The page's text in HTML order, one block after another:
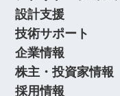
設計支援
技術サポート
企業情報
株主・投資家情報
採用情報